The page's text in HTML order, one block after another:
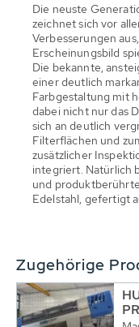
Die neuste
zeichnet sich vor
Verbesserungen
Erscheinungsbild
Die bekannte,
einer deutlich
Farbgestaltung mit
dabei nicht nur das
sich an deutlich
Filterflächen und
zusätzlicher
integriert. Natürlich
und
Edelstahl, gefertigt
Zugehörige